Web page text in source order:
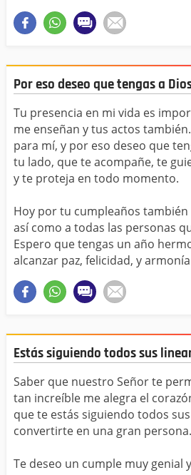
Por eso deseo que tengas a
Tu presencia en mi vida es
me enseñan y tus actos
para mí, y por eso deseo que
tu lado, que te acompañe, te
y te proteja en todo momento.
Hoy por tu cumpleaños
así como a todas las personas
Espero que tengas un año
alcanzar paz, felicidad, y
Estás siguiendo todos sus
Saber que nuestro Señor te
tan increíble me alegra el
que te estás siguiendo todos
convertirte en una gran persona.
Te deseo un cumple muy genial